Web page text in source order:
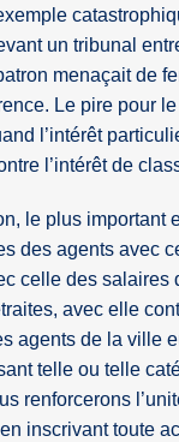
un tribunal
menaçait de
Le pire pour
l’intérêt
l’intérêt de
le plus important
des agents avec
celle des salaires
avec elle
agents de la ville
telle ou telle
renforcerons
inscrivant toute